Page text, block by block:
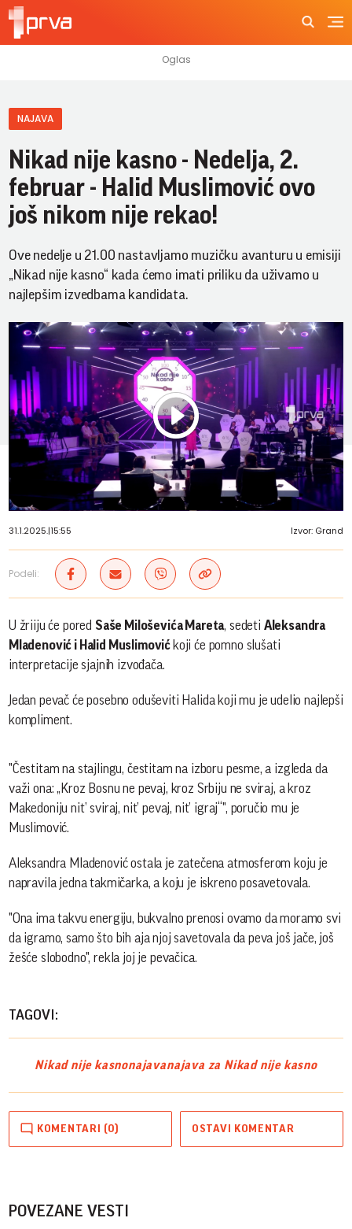
NAJAVA
Nikad nije kasno - Nedelja, 2.
februar - Halid Muslimović ovo
još nikom nije rekao!
Ove nedelje u 21.00 nastavljamo muzičku avanturu u emisiji
„Nikad nije kasno“ kada ćemo imati priliku da uživamo u
najlepšim izvedbama kandidata.
Play
31.1.2025.|15:55 Izvor: Grand
Podeli:
U žriiju će pored Saše Miloševića Mareta, sedeti Aleksandra
Mladenović i Halid Muslimović koji će pomno slušati
interpretacije sjajnih izvođača.
Jedan pevač će posebno oduševiti Halida koji mu je udelio najlepši
kompliment.
"Čestitam na stajlingu, čestitam na izboru pesme, a izgleda da
važi ona: „Kroz Bosnu ne pevaj, kroz Srbiju ne sviraj, a kroz
Makedoniju nit’ sviraj, nit’ pevaj, nit’ igraj“", poručio mu je
Muslimović.
Aleksandra Mladenović ostala je zatečena atmosferom koju je
napravila jedna takmičarka, a koju je iskreno posavetovala.
"Ona ima takvu energiju, bukvalno prenosi ovamo da moramo svi
da igramo, samo što bih aja njoj savetovala da peva još jače, još
žešće slobodno", rekla joj je pevačica.
TAGOVI:
Nikad nije kasnonajavanajava za Nikad nije kasno
KOMENTARI (0) OSTAVI KOMENTAR
POVEZANE VESTI